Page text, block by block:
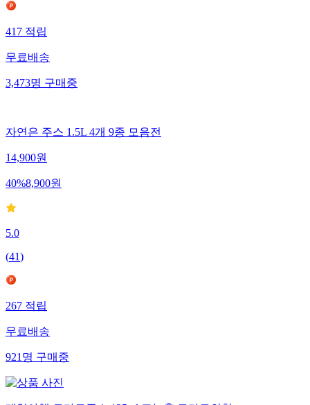
417적립
무료배송
3,473명구매중
자연은 주스 1.5L 4개 9종 모음전
14,900원
40%8,900원
5.0
(41)
267적립
무료배송
921명구매중